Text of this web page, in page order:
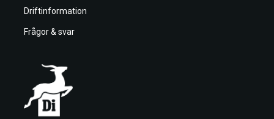
Driftinformation
Frågor & svar